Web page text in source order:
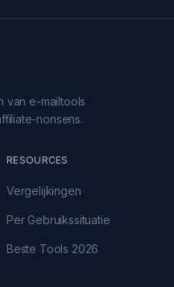
van e-mailtools
nonsens.
RESOURCES
Vergelijkingen
Per Gebruikssituatie
Beste Tools 2026